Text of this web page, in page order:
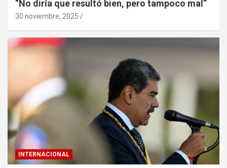
“No diría que resultó bien, pero tampoco mal”
30 noviembre, 2025
INTERNACIONAL